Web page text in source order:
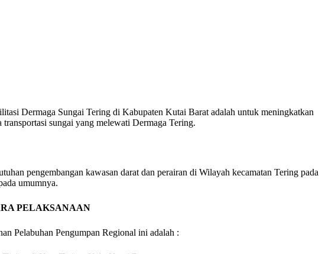
Dermaga Sungai Tering di Kabupaten Kutai Barat adalah untuk meningkatkan
transportasi sungai yang melewati Dermaga Tering.
pengembangan kawasan darat dan perairan di Wilayah kecamatan Tering pada
umumnya.
PELAKSANAAN
Pelabuhan Pengumpan Regional ini adalah :